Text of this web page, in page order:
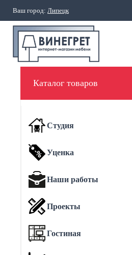
Ваш город: Липецк
Каталог товаров
Студия
Уценка
Наши работы
Проекты
Гостиная